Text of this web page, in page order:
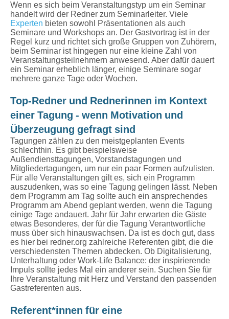
Wenn es sich beim Veranstaltungstyp um ein Seminar
handelt wird der Redner zum Seminarleiter. Viele
Experten bieten sowohl Präsentationen als auch
Seminare und Workshops an. Der Gastvortrag ist in der
Regel kurz und richtet sich große Gruppen von Zuhörern,
beim Seminar ist hingegen nur eine kleine Zahl von
Veranstaltungsteilnehmern anwesend. Aber dafür dauert
ein Seminar erheblich länger, einige Seminare sogar
mehrere ganze Tage oder Wochen.
Top-Redner und Rednerinnen im Kontext
einer Tagung - wenn Motivation und
Überzeugung gefragt sind
Tagungen zählen zu den meistgeplanten Events
schlechthin. Es gibt beispielsweise
Außendiensttagungen, Vorstandstagungen und
Mitgliedertagungen, um nur ein paar Formen aufzulisten.
Für alle Veranstaltungen gilt es, sich ein Programm
auszudenken, was so eine Tagung gelingen lässt. Neben
dem Programm am Tag sollte auch ein ansprechendes
Programm am Abend geplant werden, wenn die Tagung
einige Tage andauert. Jahr für Jahr erwarten die Gäste
etwas Besonderes, der für die Tagung Verantwortliche
muss über sich hinauswachsen. Da ist es doch gut, dass
es hier bei redner.org zahlreiche Referenten gibt, die die
verschiedensten Themen abdecken. Ob Digitalisierung,
Unterhaltung oder Work-Life Balance: der inspirierende
Impuls sollte jedes Mal ein anderer sein. Suchen Sie für
Ihre Veranstaltung mit Herz und Verstand den passenden
Gastreferenten aus.
Referent*innen für eine